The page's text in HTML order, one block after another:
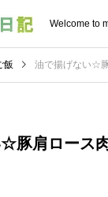
Welcome to
飯 油で揚げない☆豚肩ロ
豚肩ロース